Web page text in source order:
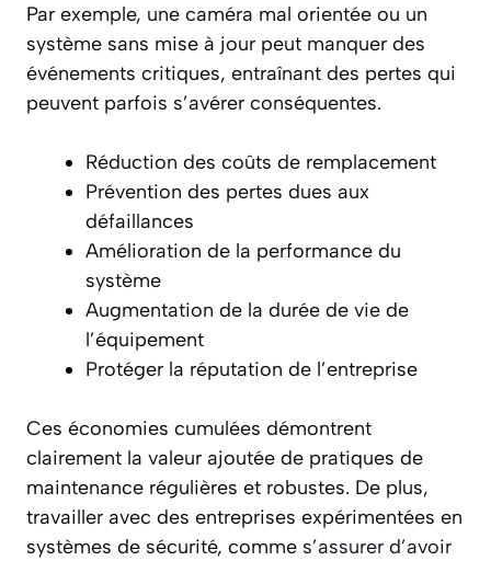
Par exemple, une caméra mal orientée ou un
système sans mise à jour peut manquer des
événements critiques, entraînant des pertes qui
peuvent parfois s’avérer conséquentes.
Réduction des coûts de remplacement
Prévention des pertes dues aux
défaillances
Amélioration de la performance du
système
Augmentation de la durée de vie de
l’équipement
Protéger la réputation de l’entreprise
Ces économies cumulées démontrent
clairement la valeur ajoutée de pratiques de
maintenance régulières et robustes. De plus,
travailler avec des entreprises expérimentées en
systèmes de sécurité, comme s’assurer d’avoir